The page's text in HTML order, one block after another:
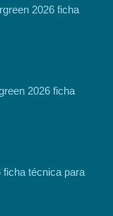
2026 ficha
2026 ficha
ficha técnica para